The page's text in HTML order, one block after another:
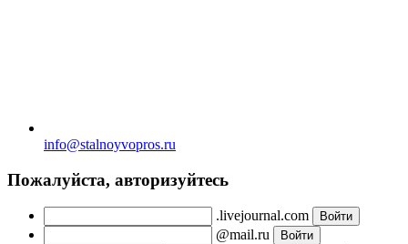
info@stalnoyvopros.ru
Пожалуйста, авторизуйтесь
.livejournal.com
@mail.ru